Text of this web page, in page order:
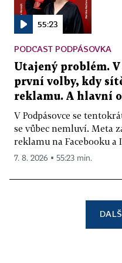
55:23
PODCAST PODPÁSOVKA
Utajený problém.
první volby, kdy
reklamu. A hlavní
V Podpásovce se
se vůbec nemluví. Meta
reklamu na Facebooku a
7. 8. 2026 ▪ 55:23 min.